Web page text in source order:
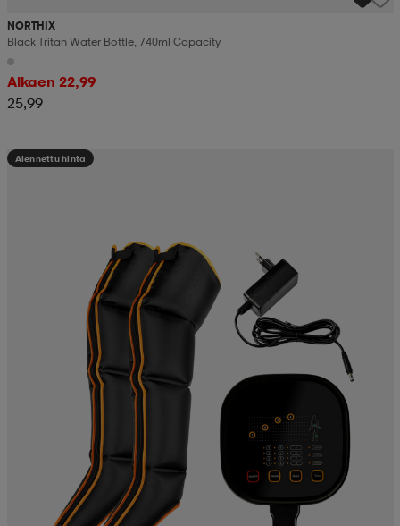
NORTHIX
Black Tritan Water Bottle, 740ml Capacity
Alkaen 22,99
25,99
Alennettu hinta